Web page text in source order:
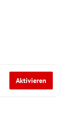
Aktivieren